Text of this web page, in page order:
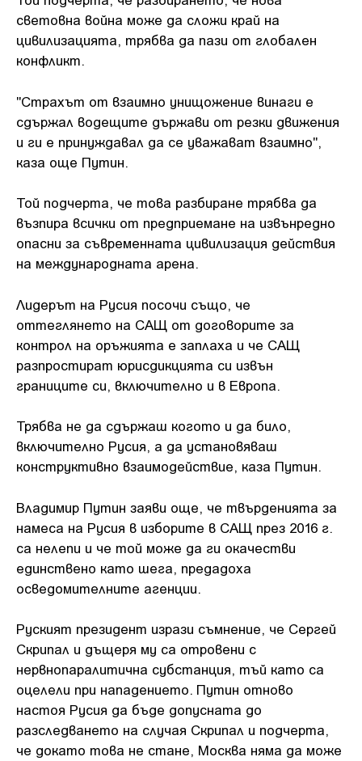
световна война може да сложи край на
цивилизацията, трябва да пази от глобален
конфликт.
"Страхът от взаимно унищожение винаги е
сдържал водещите държави от резки движения
и ги е принуждавал да се уважават взаимно",
каза още Путин.
Той подчерта, че това разбиране трябва да
възпира всички от предприемане на извънредно
опасни за съвременната цивилизация действия
на международната арена.
Лидерът на Русия посочи също, че
оттеглянето на САЩ от договорите за
контрол на оръжията е заплаха и че САЩ
разпростират юрисдикцията си извън
границите си, включително и в Европа.
Трябва не да сдържаш когото и да било,
включително Русия, а да установяваш
конструктивно взаимодействие, каза Путин.
Владимир Путин заяви още, че твърденията за
намеса на Русия в изборите в САЩ през 2016 г.
са нелепи и че той може да ги окачестви
единствено като шега, предадоха
осведомителните агенции.
Руският президент изрази съмнение, че Сергей
Скрипал и дъщеря му са отровени с
нервнопаралитична субстанция, тъй като са
оцелели при нападението. Путин отново
настоя Русия да бъде допусната до
разследването на случая Скрипал и подчерта,
че докато това не стане, Москва няма да може